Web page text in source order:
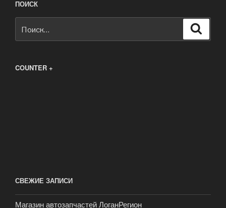
ПОИСК
COUNTER +
СВЕЖИЕ ЗАПИСИ
Магазин автозапчастей ЛоганРегион